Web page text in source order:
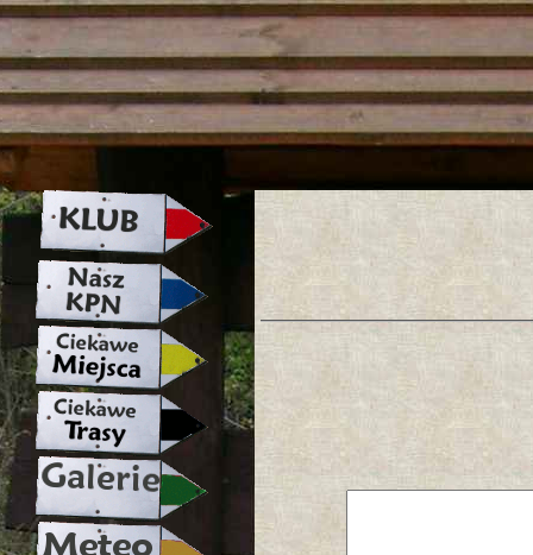
strona w naprawie zapraszamy